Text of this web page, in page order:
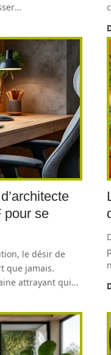
…
pour se
le désir de
que jamais.
attrayant qui…